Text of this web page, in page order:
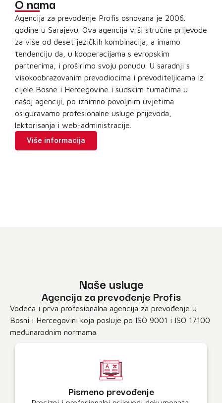
Agencija za prevođenje Profis osnovana je 2006.
godine u Sarajevu. Ova agencija vrši stručne prijevode
za više od deset jezičkih kombinacija, a imamo
tendenciju da, u kooperacijama s evropskim
partnerima, i proširimo svoju ponudu. U saradnji s
visokoobrazovanim prevodiocima i prevoditeljicama iz
cijele Bosne i Hercegovine i sudskim tumačima u
našoj agenciji, po iznimno povoljnim uvjetima
osiguravamo profesionalne usluge prijevoda,
lektorisanja i web-administracije.
Više informacija
Naše usluge
Agencija za prevođenje Profis
Vodeća i prva profesionalna agencija za prevođenje u
Bosni i Hercegovini koja posluje po ISO 9001 i ISO 17100
međunarodnim normama.
Pismeno prevođenje